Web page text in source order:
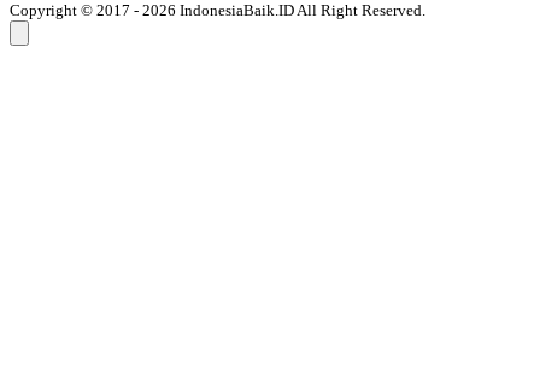
Copyright © 2017 - 2026 IndonesiaBaik.ID All Right Reserved.